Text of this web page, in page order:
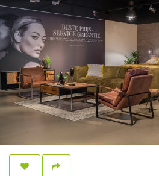
Information
About Baarle
History
Visit Baarle Shop
Enclave voucher
Drink
Sleap